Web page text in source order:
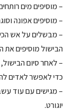
– מוסיפים מים
– מוסיפים אפונה
הבישול מוסיפים את
כדי לאפשר לאדים
– מגישים עם עוד
יוגורט.